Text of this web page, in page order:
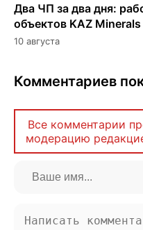
Два ЧП за два дня:
объектов KAZ Minerals
10 августа
Комментариев
Все комментарии
модерацию